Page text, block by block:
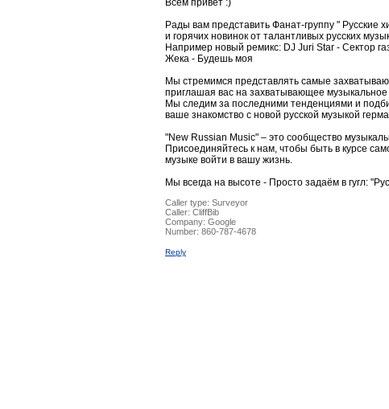
Всем привет :)
Рады вам представить Фанат-группу " Русские
и горячих новинок от талантливых русских
Например новый ремикс: DJ Juri Star - Сектор
Жека - Будешь моя
Мы стремимся представлять самые
приглашая вас на захватывающее
Мы следим за последними тенденциями и
ваше знакомство с новой русской музыкой
"New Russian Music" – это сообщество
Присоединяйтесь к нам, чтобы быть в курсе
музыке войти в вашу жизнь.
Мы всегда на высоте - Просто задаём в гугл:
Caller type: Surveyor
Caller: CliffBib
Company: Google
Number: 860-787-4678
Reply